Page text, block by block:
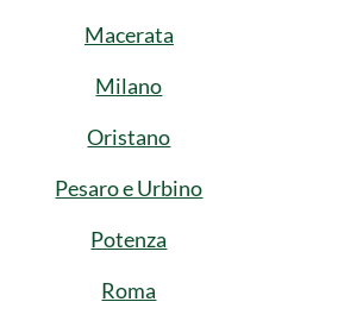
Macerata
Milano
Oristano
Pesaro e Urbino
Potenza
Roma